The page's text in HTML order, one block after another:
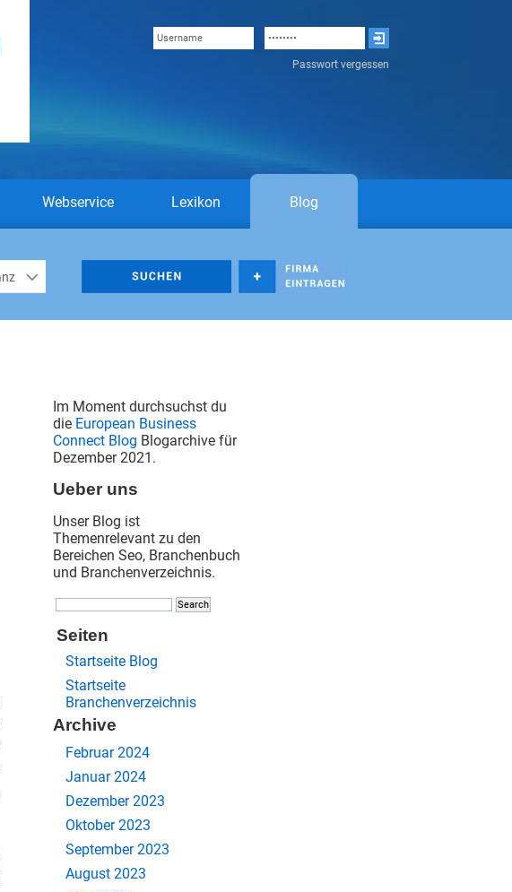
Passwort vergessen
Webservice Lexikon Blog
Im Moment durchsuchst du
die European Business
Connect Blog Blogarchive für
Dezember 2021.
Ueber uns
Unser Blog ist
Themenrelevant zu den
Bereichen Seo, Branchenbuch
und Branchenverzeichnis.
Seiten
Startseite Blog
Startseite
Branchenverzeichnis
Archive
Februar 2024
Januar 2024
Dezember 2023
Oktober 2023
September 2023
August 2023